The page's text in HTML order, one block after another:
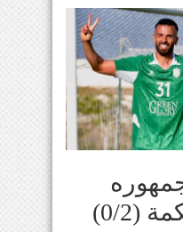
(0/2)